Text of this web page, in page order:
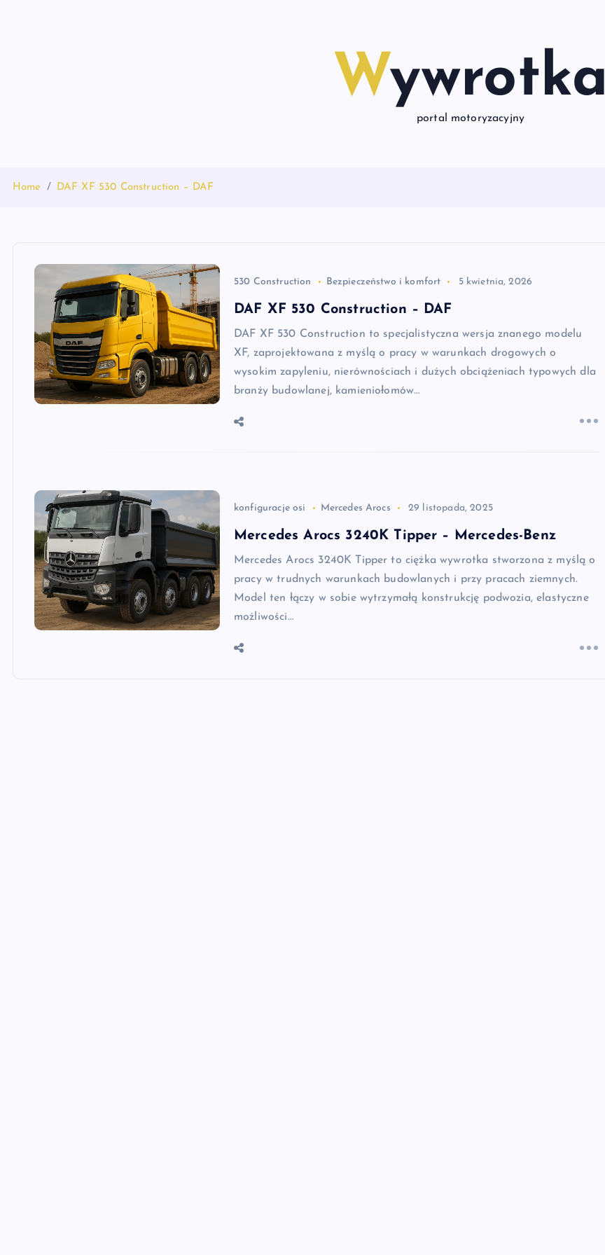
Wywrotka
portal motoryzacyjny
Home DAF XF 530 Construction – DAF
530 Construction Bezpieczeństwo i komfort 5 kwietnia, 2026
DAF XF 530 Construction – DAF
DAF XF 530 Construction to specjalistyczna wersja znanego modelu
XF, zaprojektowana z myślą o pracy w warunkach drogowych o
wysokim zapyleniu, nierównościach i dużych obciążeniach typowych dla
branży budowlanej, kamieniołomów…
konfiguracje osi Mercedes Arocs 29 listopada, 2025
Mercedes Arocs 3240K Tipper – Mercedes-Benz
Mercedes Arocs 3240K Tipper to ciężka wywrotka stworzona z myślą o
pracy w trudnych warunkach budowlanych i przy pracach ziemnych.
Model ten łączy w sobie wytrzymałą konstrukcję podwozia, elastyczne
możliwości…